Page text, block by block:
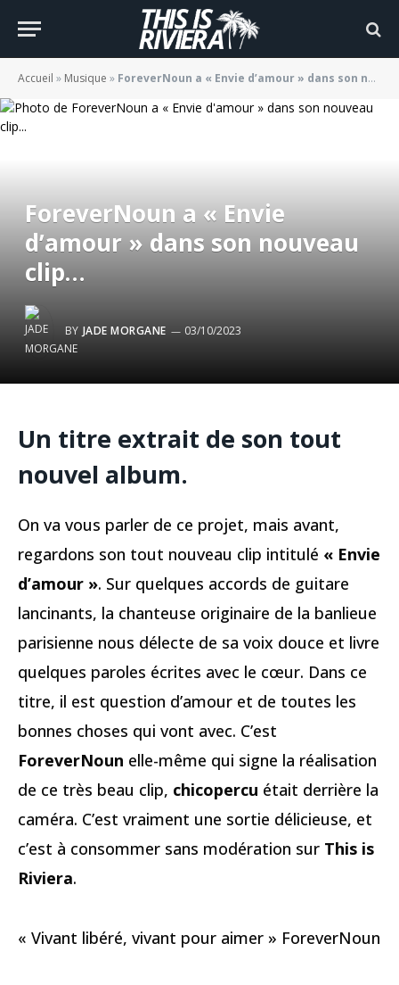
Accueil » Musique » ForeverNoun a « Envie d’amour » dans son nouveau clip…
ForeverNoun a « Envie
d’amour » dans son nouveau
clip…
BY JADE MORGANE 03/10/2023
Un titre extrait de son tout
nouvel album.
On va vous parler de ce projet, mais avant,
regardons son tout nouveau clip intitulé « Envie
d’amour ». Sur quelques accords de guitare
lancinants, la chanteuse originaire de la banlieue
parisienne nous délecte de sa voix douce et livre
quelques paroles écrites avec le cœur. Dans ce
titre, il est question d’amour et de toutes les
bonnes choses qui vont avec. C’est
ForeverNoun elle-même qui signe la réalisation
de ce très beau clip, chicopercu était derrière la
caméra. C’est vraiment une sortie délicieuse, et
c’est à consommer sans modération sur This is
Riviera.
« Vivant libéré, vivant pour aimer » ForeverNoun